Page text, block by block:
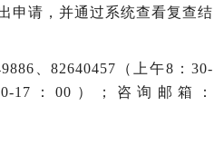
申请，并通过系统查看复查结
、82640457（上午8：30-
17：00）；咨询邮箱：